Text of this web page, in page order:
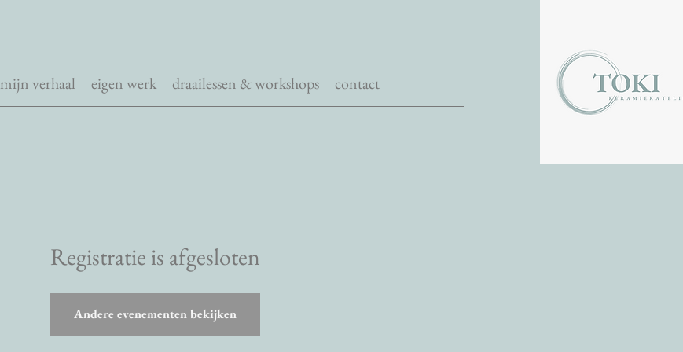
mijn verhaal eigen werk draailessen & workshops contact
Registratie is afgesloten
Andere evenementen bekijken